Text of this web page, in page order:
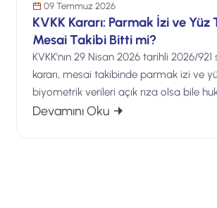
09 Temmuz 2026
KVKK Kararı: Parmak İzi ve Yüz
Mesai Takibi Bitti mi?
KVKK'nın 29 Nisan 2026 tarihli 2026/921
kararı, mesai takibinde parmak izi ve
biyometrik verileri açık rıza olsa bile
Devamını Oku: KVKK Kararı: